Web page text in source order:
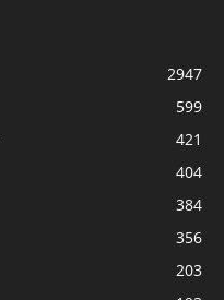
2947
599
421
404
384
356
203